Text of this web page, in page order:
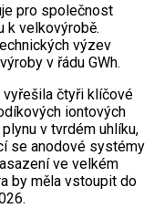
pro společnost
k velkovýrobě.
výzev
v řádu GWh.
vyřešila čtyři klíčové
iontových
v tvrdém uhlíku,
se anodové systémy
ve velkém
by měla vstoupit do